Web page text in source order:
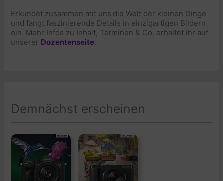
Erkundet zusammen mit uns die Welt der kleinen Dinge
und fangt faszinierende Details in einzigartigen Bildern
ein. Mehr Infos zu Inhalt, Terminen & Co. erhaltet ihr auf
unserer Dozentenseite.
Demnächst erscheinen